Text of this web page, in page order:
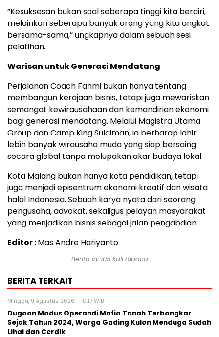
“Kesuksesan bukan soal seberapa tinggi kita berdiri,
melainkan seberapa banyak orang yang kita angkat
bersama-sama,” ungkapnya dalam sebuah sesi
pelatihan.
Warisan untuk Generasi Mendatang
Perjalanan Coach Fahmi bukan hanya tentang
membangun kerajaan bisnis, tetapi juga mewariskan
semangat kewirausahaan dan kemandirian ekonomi
bagi generasi mendatang. Melalui Magistra Utama
Group dan Camp King Sulaiman, ia berharap lahir
lebih banyak wirausaha muda yang siap bersaing
secara global tanpa melupakan akar budaya lokal.
Kota Malang bukan hanya kota pendidikan, tetapi
juga menjadi episentrum ekonomi kreatif dan wisata
halal Indonesia. Sebuah karya nyata dari seorang
pengusaha, advokat, sekaligus pelayan masyarakat
yang menjadikan bisnis sebagai jalan pengabdian.
Editor :Mas Andre Hariyanto
Berita ini 105kali dibaca
BERITA TERKAIT
Minggu, 9 Agustus 2026 - 10:17 WIB
Dugaan Modus Operandi Mafia Tanah Terbongkar
Sejak Tahun 2024, Warga Gading Kulon Menduga Sudah
Lihai dan Cerdik